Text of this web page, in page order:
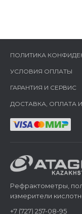
ПОЛИТИКА
УСЛОВИЯ ОПЛАТЫ
ГАРАНТИЯ И СЕРВИС
ДОСТАВКА, ОПЛАТА
Рефрактометры,
измерители
+7 (727) 257-08-95